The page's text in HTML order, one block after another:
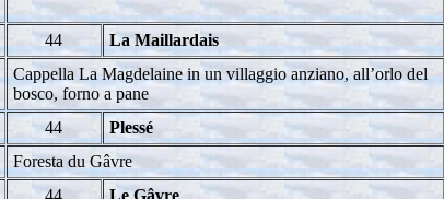
44 La Maillardais
Cappella La Magdelaine in un villaggio anziano, all’orlo del
bosco, forno a pane
44 Plessé
Foresta du Gâvre